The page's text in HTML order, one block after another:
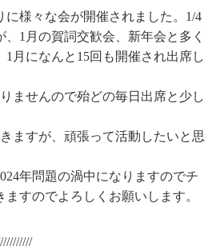
に様々な会が開催されました。1/4
1月の賀詞交歓会、新年会と多く
月になんと15回も開催され出席し
ませんので殆どの毎日出席と少し
ますが、頑張って活動したいと思
年問題の渦中になりますのでチ
すのでよろしくお願いします。